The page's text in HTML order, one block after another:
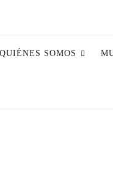
QUIÉNES SOMOS